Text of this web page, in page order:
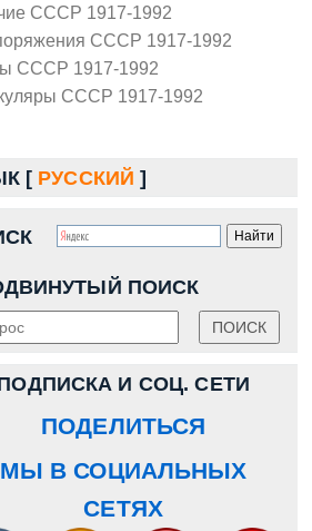
СССР 1917-1992
СССР 1917-1992
СССР 1917-1992
СССР 1917-1992
[ РУССКИЙ ]
ПОИСК
И СОЦ. СЕТИ
ПОДЕЛИТЬСЯ
МЫ В СОЦИАЛЬНЫХ
СЕТЯХ